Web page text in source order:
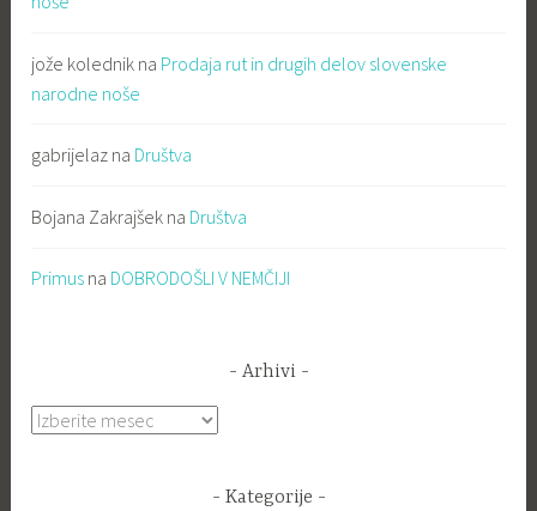
jože kolednik na Prodaja rut in drugih delov slovenske
narodne noše
gabrijelaz na Društva
Bojana Zakrajšek na Društva
Primus na DOBRODOŠLI V NEMČIJI
Arhivi
Arhivi
Kategorije